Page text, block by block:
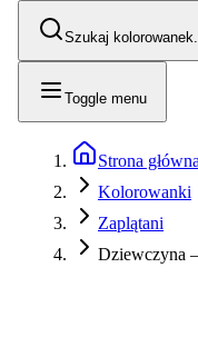
Szukaj
Toggle menu
Strona główna
Kolorowanki
Zaplątani
Dziewczyna